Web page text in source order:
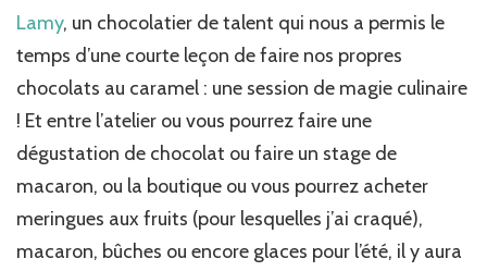
Lamy, un chocolatier de talent qui nous a permis le
temps d’une courte leçon de faire nos propres
chocolats au caramel : une session de magie culinaire
! Et entre l’atelier ou vous pourrez faire une
dégustation de chocolat ou faire un stage de
macaron, ou la boutique ou vous pourrez acheter
meringues aux fruits (pour lesquelles j’ai craqué),
macaron, bûches ou encore glaces pour l’été, il y aura